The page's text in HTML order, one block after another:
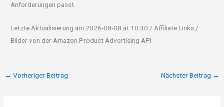
Anforderungen passt.
Letzte Aktualisierung am 2026-08-08 at 10:30 / Affiliate Links /
Bilder von der Amazon Product Advertising API
← Vorheriger Beitrag Nächster Beitrag →